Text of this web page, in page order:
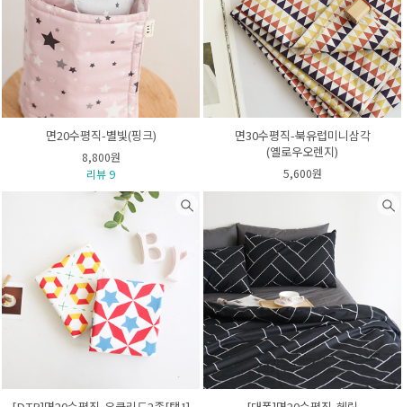
면20수평직-별빛(핑크)
8,800원
리뷰 9
면30수평직-북유럽미니삼각
(옐로우오렌지)
5,600원